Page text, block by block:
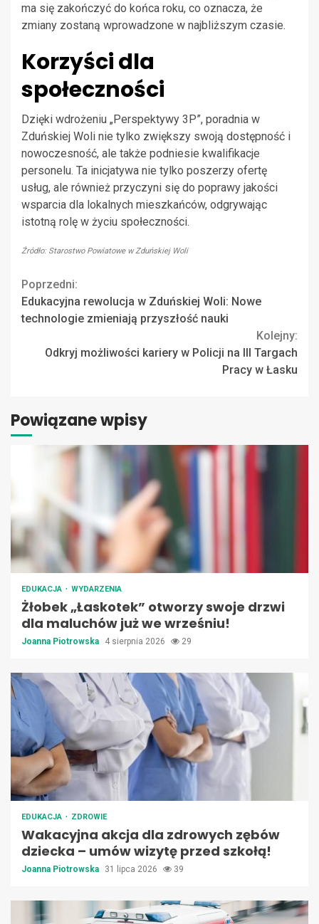
ma się zakończyć do końca roku, co oznacza, że
zmiany zostaną wprowadzone w najbliższym czasie.
Korzyści dla
społeczności
Dzięki wdrożeniu „Perspektywy 3P”, poradnia w
Zduńskiej Woli nie tylko zwiększy swoją dostępność i
nowoczesność, ale także podniesie kwalifikacje
personelu. Ta inicjatywa nie tylko poszerzy ofertę
usług, ale również przyczyni się do poprawy jakości
wsparcia dla lokalnych mieszkańców, odgrywając
istotną rolę w życiu społeczności.
Źródło: Starostwo Powiatowe w Zduńskiej Woli
Continue
Reading
Poprzedni:
Edukacyjna rewolucja w Zduńskiej Woli: Nowe
technologie zmieniają przyszłość nauki
Kolejny:
Odkryj możliwości kariery w Policji na III Targach
Pracy w Łasku
Powiązane wpisy
EDUKACJA WYDARZENIA
Żłobek „Łaskotek” otworzy swoje drzwi
dla maluchów już we wrześniu!
Joanna Piotrowska 4 sierpnia 2026 29
EDUKACJA ZDROWIE
Wakacyjna akcja dla zdrowych zębów
dziecka – umów wizytę przed szkołą!
Joanna Piotrowska 31 lipca 2026 39